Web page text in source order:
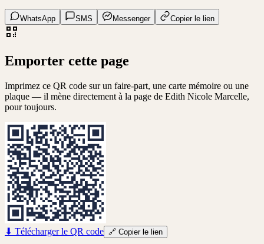
WhatsApp SMS Messenger Copier le lien
Emporter cette page
Imprimez ce QR code sur un faire-part, une carte mémoire ou une
plaque — il mène directement à la page de Edith Nicole Marcelle,
pour toujours.
⬇ Télécharger le QR code 🔗 Copier le lien